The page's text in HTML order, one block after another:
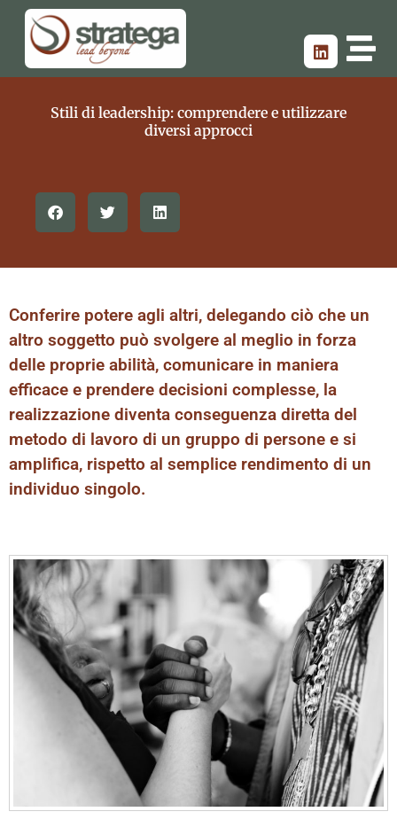
Stili di leadership: comprendere e utilizzare
diversi approcci
Conferire potere agli altri, delegando ciò che un
altro soggetto può svolgere al meglio in forza
delle proprie abilità, comunicare in maniera
efficace e prendere decisioni complesse, la
realizzazione diventa conseguenza diretta del
metodo di lavoro di un gruppo di persone e si
amplifica, rispetto al semplice rendimento di un
individuo singolo.